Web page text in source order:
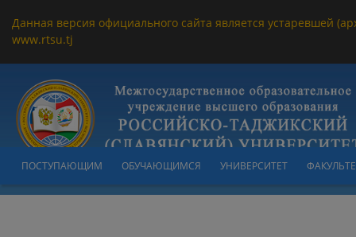
Данная версия официального сайта является устаревшей
www.rtsu.tj
ПОСТУПАЮЩИМ ОБУЧАЮЩИМСЯ УНИВЕРСИТЕТ